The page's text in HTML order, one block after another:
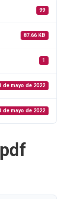
99
87.66 KB
1
de mayo de 2022
de mayo de 2022